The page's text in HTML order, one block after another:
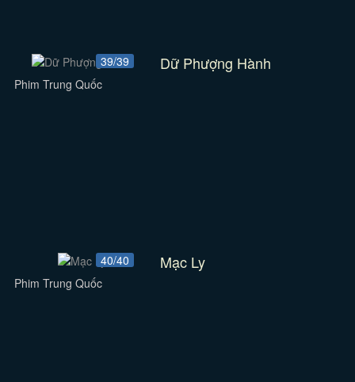
39/39 Dữ Phượng Hành
Phim Trung Quốc
40/40 Mạc Ly
Phim Trung Quốc